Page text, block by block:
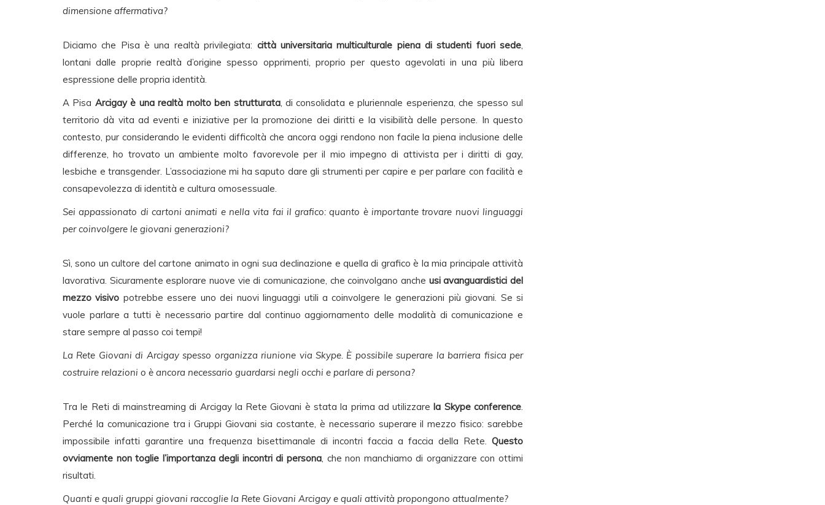
dimensione affermativa?
Diciamo che Pisa è una realtà privilegiata: città universitaria multiculturale piena di studenti fuori sede,
lontani dalle proprie realtà d’origine spesso opprimenti, proprio per questo agevolati in una più libera
espressione delle propria identità.
A Pisa Arcigay è una realtà molto ben strutturata, di consolidata e pluriennale esperienza, che spesso sul
territorio dà vita ad eventi e iniziative per la promozione dei diritti e la visibilità delle persone. In questo
contesto, pur considerando le evidenti difficoltà che ancora oggi rendono non facile la piena inclusione delle
differenze, ho trovato un ambiente molto favorevole per il mio impegno di attivista per i diritti di gay,
lesbiche e transgender. L’associazione mi ha saputo dare gli strumenti per capire e per parlare con facilità e
consapevolezza di identità e cultura omosessuale.
Sei appassionato di cartoni animati e nella vita fai il grafico: quanto è importante trovare nuovi linguaggi
per coinvolgere le giovani generazioni?
Sì, sono un cultore del cartone animato in ogni sua declinazione e quella di grafico è la mia principale attività
lavorativa. Sicuramente esplorare nuove vie di comunicazione, che coinvolgano anche usi avanguardistici del
mezzo visivo potrebbe essere uno dei nuovi linguaggi utili a coinvolgere le generazioni più giovani. Se si
vuole parlare a tutti è necessario partire dal continuo aggiornamento delle modalità di comunicazione e
stare sempre al passo coi tempi!
La Rete Giovani di Arcigay spesso organizza riunione via Skype. È possibile superare la barriera fisica per
costruire relazioni o è ancora necessario guardarsi negli occhi e parlare di persona?
Tra le Reti di mainstreaming di Arcigay la Rete Giovani è stata la prima ad utilizzarela Skype conference.
Perché la comunicazione tra i Gruppi Giovani sia costante, è necessario superare il mezzo fisico: sarebbe
impossibile infatti garantire una frequenza bisettimanale di incontri faccia a faccia della Rete. Questo
ovviamente non toglie l’importanza degli incontri di persona, che non manchiamo di organizzare con ottimi
risultati.
Quanti e quali gruppi giovani raccoglie la Rete Giovani Arcigay e quali attività propongono attualmente?